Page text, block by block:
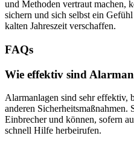
und Methoden vertraut machen,
sichern und sich selbst ein
kalten Jahreszeit verschaffen.
FAQs
Wie effektiv sind
Alarmanlagen sind sehr effektiv,
anderen
Einbrecher und können, sofern
schnell Hilfe herbeirufen.